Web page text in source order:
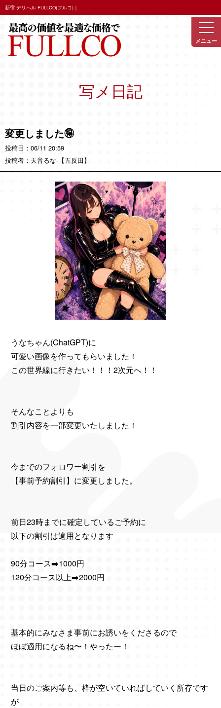
新宿 デリヘル FULLCO(フルコ)｜
写メ日記
変更しました🉐
06/11 20:59
天音るな-【五反田】
うなちゃん(ChatGPT)に
可愛い画像を作ってもらいました！
この世界線に行きたい！！！2次元へ！！
そんなことよりも
割引内容を一部変更いたしました！
今までのフォロワー割引を
【️事前予約割引】に変更しました。
前日23時までに確定しているご予約に
以下の割引は適用となります
90分コース➡️1000円
120分コース以上➡️2000円
基本的にみなさま事前にお誘いをくださるので
ほぼ適用になるね〜！やったー！
当日のご案内等も、枠が空いていればしていく所存です
が